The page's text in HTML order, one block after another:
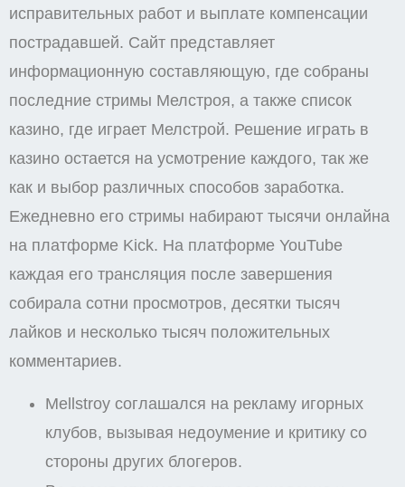
исправительных работ и выплате компенсации
пострадавшей. Сайт представляет
информационную составляющую, где собраны
последние стримы Мелстроя, а также список
казино, где играет Мелстрой. Решение играть в
казино остается на усмотрение каждого, так же
как и выбор различных способов заработка.
Ежедневно его стримы набирают тысячи онлайна
на платформе Kick. На платформе YouTube
каждая его трансляция после завершения
собирала сотни просмотров, десятки тысяч
лайков и несколько тысяч положительных
комментариев.
Mellstroy соглашался на рекламу игорных
клубов, вызывая недоумение и критику со
стороны других блогеров.